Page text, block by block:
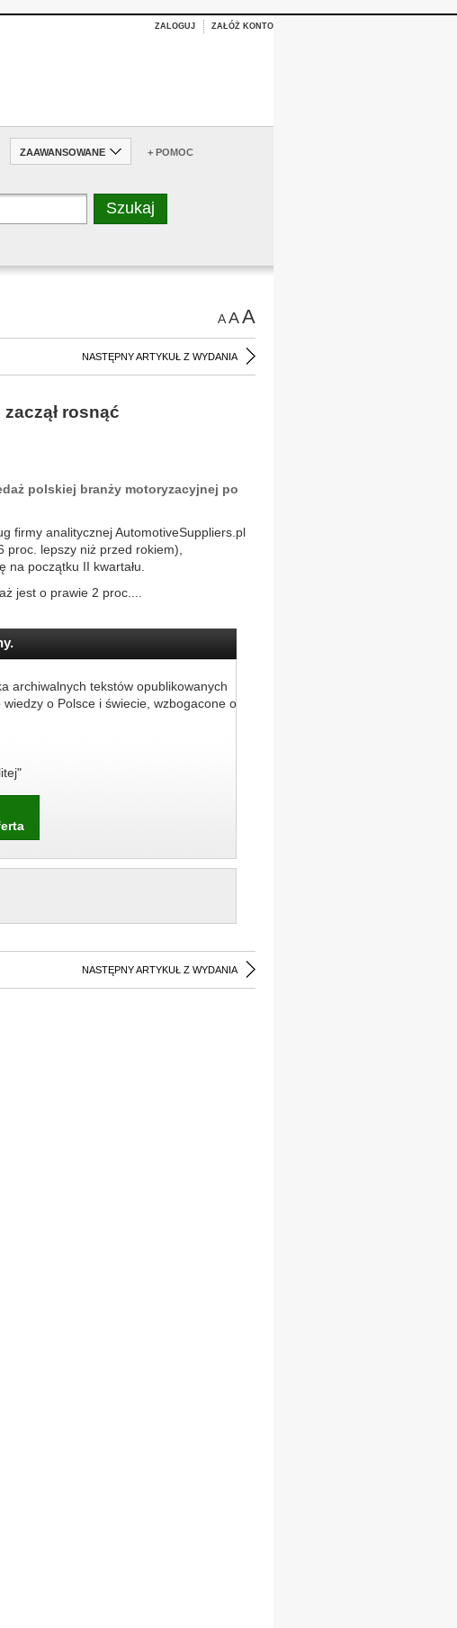
ZALOGUJ ZAŁÓŻ KONTO
ZAAWANSOWANE + POMOC
AAA
NASTĘPNY ARTYKUŁ Z WYDANIA
rosnąć
polskiej branży motoryzacyjnej po
firmy analitycznej AutomotiveSuppliers.pl
proc. lepszy niż przed rokiem),
na początku II kwartału.
jest o prawie 2 proc....
archiwalnych tekstów opublikowanych
o Polsce i świecie, wzbogacone o
NASTĘPNY ARTYKUŁ Z WYDANIA